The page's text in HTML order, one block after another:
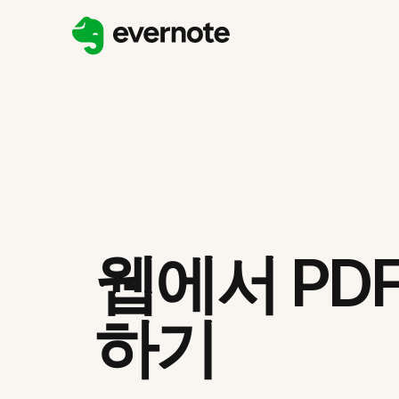
웹에서
하기